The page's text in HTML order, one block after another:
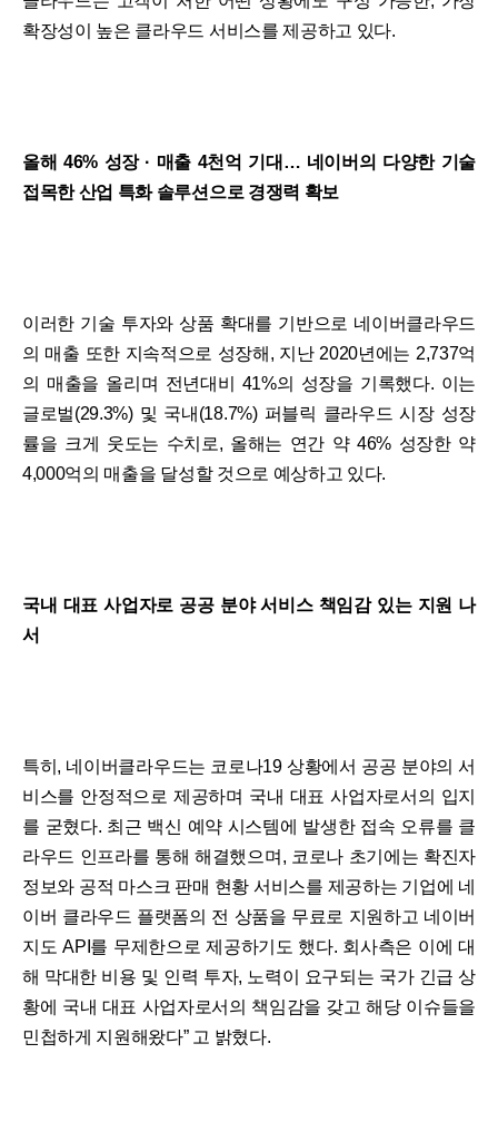
확장성이 높은 클라우드 서비스를 제공하고 있다.
올해 46% 성장 · 매출 4천억 기대… 네이버의 다양한 기술
접목한 산업 특화 솔루션으로 경쟁력 확보
이러한 기술 투자와 상품 확대를 기반으로 네이버클라우드
의 매출 또한 지속적으로 성장해, 지난 2020년에는 2,737억
의 매출을 올리며 전년대비 41%의 성장을 기록했다. 이는
글로벌(29.3%) 및 국내(18.7%) 퍼블릭 클라우드 시장 성장
률을 크게 웃도는 수치로, 올해는 연간 약 46% 성장한 약
4,000억의 매출을 달성할 것으로 예상하고 있다.
국내 대표 사업자로 공공 분야 서비스 책임감 있는 지원 나
서
특히, 네이버클라우드는 코로나19 상황에서 공공 분야의 서
비스를 안정적으로 제공하며 국내 대표 사업자로서의 입지
를 굳혔다. 최근 백신 예약 시스템에 발생한 접속 오류를 클
라우드 인프라를 통해 해결했으며, 코로나 초기에는 확진자
정보와 공적 마스크 판매 현황 서비스를 제공하는 기업에 네
이버 클라우드 플랫폼의 전 상품을 무료로 지원하고 네이버
지도 API를 무제한으로 제공하기도 했다. 회사측은 이에 대
해 막대한 비용 및 인력 투자, 노력이 요구되는 국가 긴급 상
황에 국내 대표 사업자로서의 책임감을 갖고 해당 이슈들을
민첩하게 지원해왔다” 고 밝혔다.